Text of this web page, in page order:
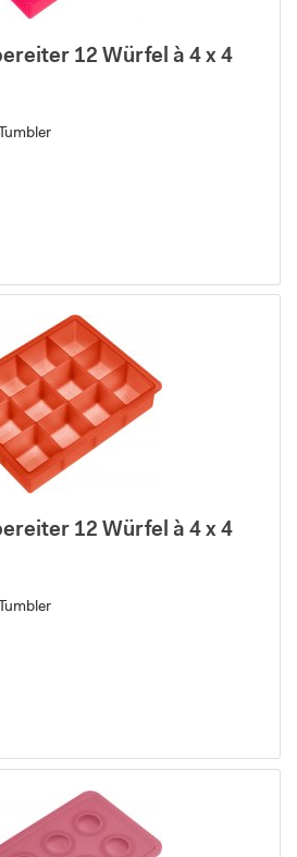
12 Würfel à 4 x 4
12 Würfel à 4 x 4